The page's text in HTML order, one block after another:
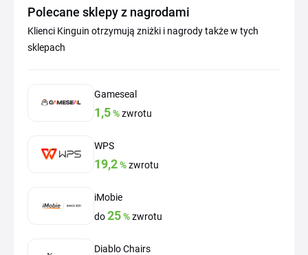
Polecane sklepy z nagrodami
Klienci Kinguin otrzymują zniżki i nagrody także w tych
sklepach
Gameseal
1,5%zwrotu
WPS
19,2%zwrotu
iMobie
do25%zwrotu
Diablo Chairs